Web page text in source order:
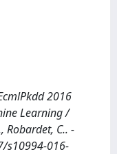
2016
Learning /
Robardet, C.. -
s10994-016-